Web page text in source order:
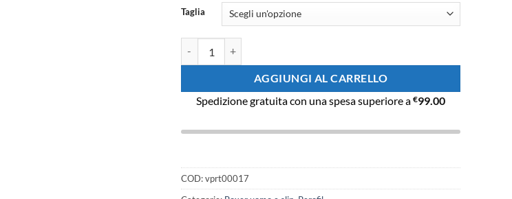
Taglia
AGGIUNGI AL CARRELLO
Spedizione gratuita con una spesa superiore a €99.00
COD:vprt00017